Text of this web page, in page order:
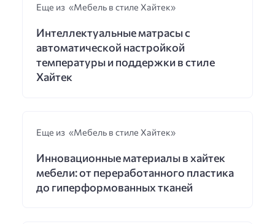
Еще из «Мебель в стиле Хайтек»
Интеллектуальные матрасы с
автоматической настройкой
температуры и поддержки в стиле
Хайтек
Еще из «Мебель в стиле Хайтек»
Инновационные материалы в хайтек
мебели: от переработанного пластика
до гиперформованных тканей